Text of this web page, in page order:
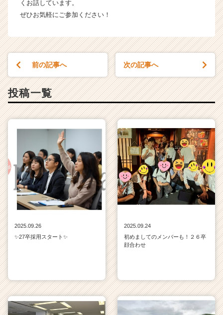
くお話しています。
ぜひお気軽にご参加ください！
前の記事へ 次の記事へ
投稿一覧
2025.09.26
✨27卒採用スタート✨
2025.09.24
初めましてのメンバーも！２６卒
顔合わせ